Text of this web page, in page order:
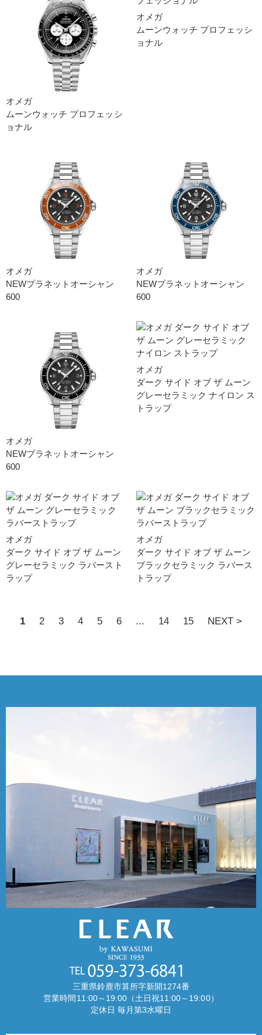
オメガ
ムーンウォッチ プロフェッシ
ョナ ル
オメガ
ムーンウォッチ プロフェッシ
ョナ ル
オメガ
NEWプラネットオーシャン
600
オメガ
NEWプラネットオーシャン
600
オメガ
NEWプラネットオーシャン
600
オメガ
ダーク サイド オブ ザ ムー ン
グレーセラミック ナイロン ス
トラッ プ
オメガ
ダーク サイド オブ ザ ムー ン
グレーセラミック ラバースト
ラッ プ
オメガ
ダーク サイド オブ ザ ムー ン
ブラックセラミック ラバース
トラッ プ
1 2 3 4 5 6 ... 14 15 NEXT >
三重県鈴鹿市算所字新開1274番
営業時間11:00～19:00（土日祝11:00～19:00）
定休日 毎月第3水曜日